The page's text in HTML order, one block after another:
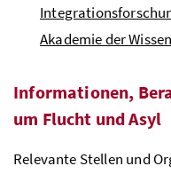
Akademie der
Informationen,
um Flucht und Asyl
Relevante Stellen und